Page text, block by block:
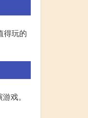
得玩的
戏。